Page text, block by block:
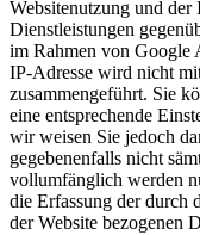
Websitenutzung und der
Dienstleistungen
im Rahmen von Google
IP-Adresse wird nicht
zusammengeführt. Sie
eine entsprechende
wir weisen Sie jedoch
gegebenenfalls nicht
vollumfänglich werden
die Erfassung der durch
der Website bezogenen